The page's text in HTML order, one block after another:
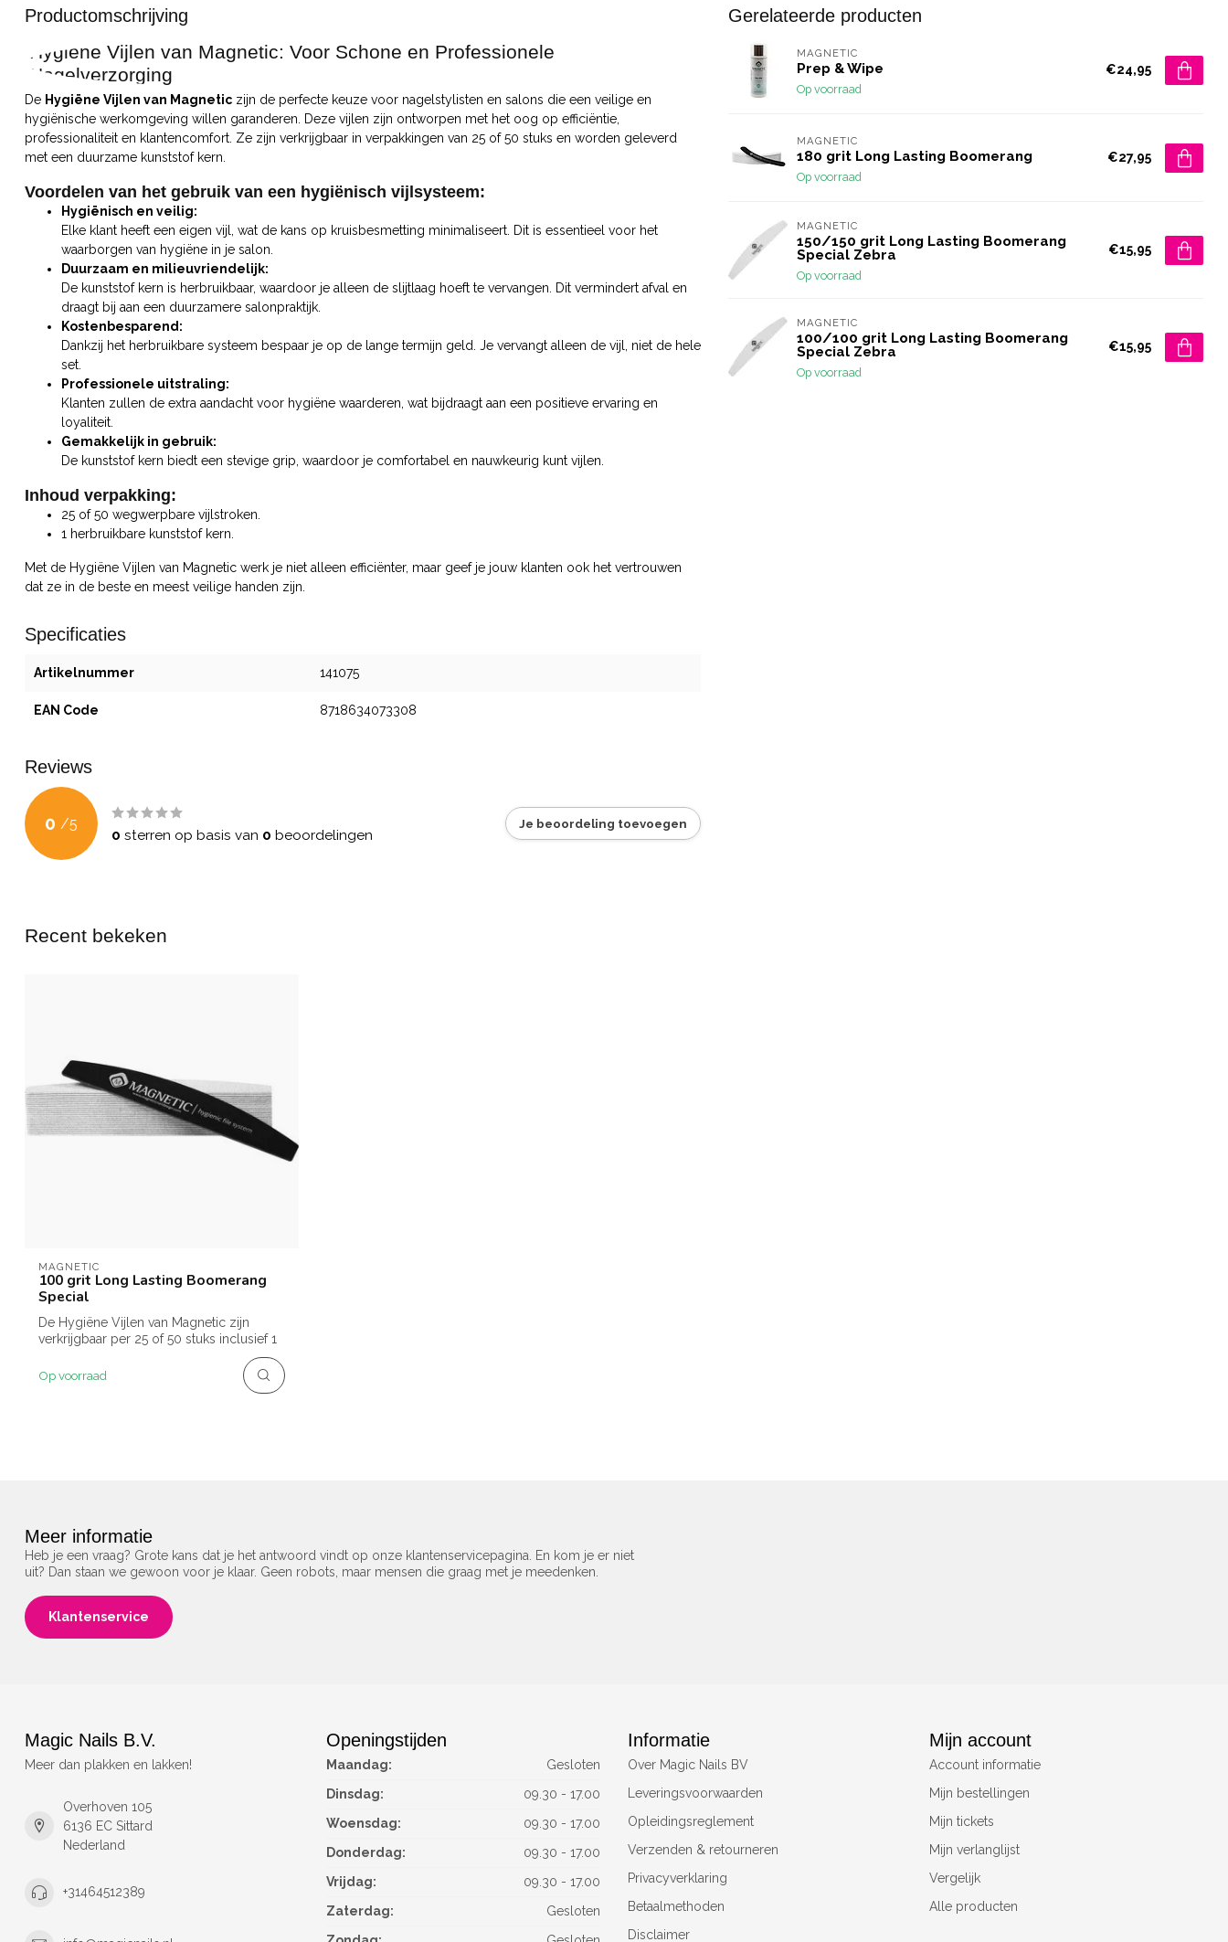
Productomschrijving
Hygiëne Vijlen van Magnetic: Voor Schone en Professionele
Nagelverzorging
De Hygiëne Vijlen van Magnetic zijn de perfecte keuze voor nagelstylisten en salons die een veilige en
hygiënische werkomgeving willen garanderen. Deze vijlen zijn ontworpen met het oog op efficiëntie,
professionaliteit en klantencomfort. Ze zijn verkrijgbaar in verpakkingen van 25 of 50 stuks en worden geleverd
met een duurzame kunststof kern.
Voordelen van het gebruik van een hygiënisch vijlsysteem:
Hygiënisch en veilig:
Elke klant heeft een eigen vijl, wat de kans op kruisbesmetting minimaliseert. Dit is essentieel voor het
waarborgen van hygiëne in je salon.
Duurzaam en milieuvriendelijk:
De kunststof kern is herbruikbaar, waardoor je alleen de slijtlaag hoeft te vervangen. Dit vermindert afval en
draagt bij aan een duurzamere salonpraktijk.
Kostenbesparend:
Dankzij het herbruikbare systeem bespaar je op de lange termijn geld. Je vervangt alleen de vijl, niet de hele
set.
Professionele uitstraling:
Klanten zullen de extra aandacht voor hygiëne waarderen, wat bijdraagt aan een positieve ervaring en
loyaliteit.
Gemakkelijk in gebruik:
De kunststof kern biedt een stevige grip, waardoor je comfortabel en nauwkeurig kunt vijlen.
Inhoud verpakking:
25 of 50 wegwerpbare vijlstroken.
1 herbruikbare kunststof kern.
Met de Hygiëne Vijlen van Magnetic werk je niet alleen efficiënter, maar geef je jouw klanten ook het vertrouwen
dat ze in de beste en meest veilige handen zijn.
Specificaties
Artikelnummer 141075
EAN Code 8718634073308
Reviews
0 /5
0 sterren op basis van 0 beoordelingen
Je beoordeling toevoegen
Gerelateerde producten
MAGNETIC
Prep & Wipe
Op voorraad
€24,95
MAGNETIC
180 grit Long Lasting Boomerang
Op voorraad
€27,95
MAGNETIC
150/150 grit Long Lasting Boomerang
Special Zebra
Op voorraad
€15,95
MAGNETIC
100/100 grit Long Lasting Boomerang
Special Zebra
Op voorraad
€15,95
Recent bekeken
MAGNETIC
100 grit Long Lasting Boomerang
Special
De Hygiëne Vijlen van Magnetic zijn
verkrijgbaar per 25 of 50 stuks inclusief 1
Op voorraad
Meer informatie
Heb je een vraag? Grote kans dat je het antwoord vindt op onze klantenservicepagina. En kom je er niet
uit? Dan staan we gewoon voor je klaar. Geen robots, maar mensen die graag met je meedenken.
Klantenservice
Magic Nails B.V.
Meer dan plakken en lakken!
Overhoven 105
6136 EC Sittard
Nederland
+31464512389
Openingstijden
Maandag:
Gesloten
Dinsdag:
09.30 - 17.00
Woensdag:
09.30 - 17.00
Donderdag:
09.30 - 17.00
Vrijdag:
09.30 - 17.00
Zaterdag:
Gesloten
Informatie
Over Magic Nails BV
Leveringsvoorwaarden
Opleidingsreglement
Verzenden & retourneren
Privacyverklaring
Betaalmethoden
Disclaimer
Mijn account
Account informatie
Mijn bestellingen
Mijn tickets
Mijn verlanglijst
Vergelijk
Alle producten